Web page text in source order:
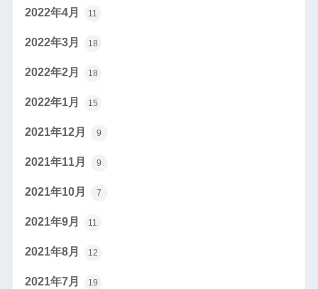
2022年4月 11
2022年3月 18
2022年2月 18
2022年1月 15
2021年12月 9
2021年11月 9
2021年10月 7
2021年9月 11
2021年8月 12
2021年7月 19